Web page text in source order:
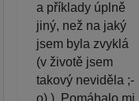
a příklady úplně
jiný, než na jaký
jsem byla zvyklá
(v životě jsem
takový neviděla ;-
o) ). Pomáhalo mi